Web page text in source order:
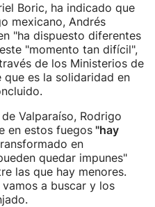
Boric, ha indicado que
mexicano, Andrés
"ha dispuesto diferentes
"momento tan difícil",
de los Ministerios de
es la solidaridad en
Valparaíso, Rodrigo
en estos fuegos "hay
en
quedar impunes"
las que hay menores.
a buscar y los